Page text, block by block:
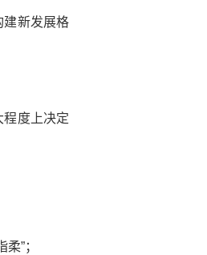
建新发展格
程度上决定
”；